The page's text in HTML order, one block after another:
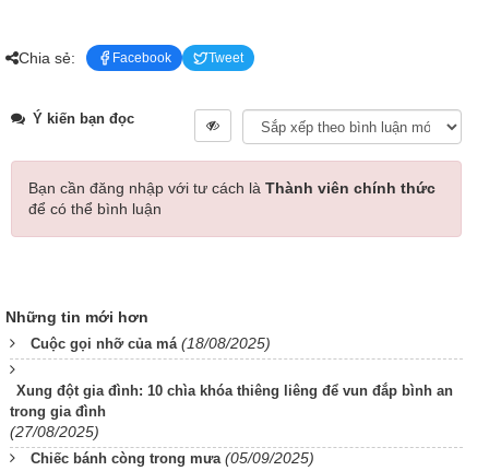
Chia sẻ: Facebook Tweet
Ý kiến bạn đọc
Bạn cần đăng nhập với tư cách là Thành viên chính thức
để có thể bình luận
Những tin mới hơn
Cuộc gọi nhỡ của má (18/08/2025)
Xung đột gia đình: 10 chìa khóa thiêng liêng để vun đắp bình an
trong gia đình
(27/08/2025)
Chiếc bánh còng trong mưa (05/09/2025)